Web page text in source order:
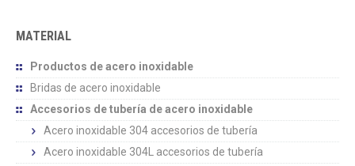
MATERIAL
Productos de acero inoxidable
Bridas de acero inoxidable
Accesorios de tubería de acero inoxidable
Acero inoxidable 304 accesorios de tubería
Acero inoxidable 304L accesorios de tubería